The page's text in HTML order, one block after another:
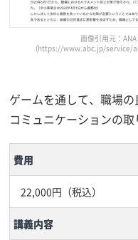
画像引用元：
(https://www.abc.jp/service/
ゲームを通して、職場
コミュニケーションの取
費用
22,000円（税込）
講義内容